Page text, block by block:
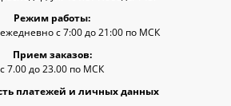
Режим работы:
с 7:00 до 21:00 по МСК
Прием заказов:
с 7.00 до 23.00 по МСК
платежей и личных данных